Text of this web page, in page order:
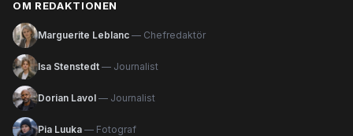
OM REDAKTIONEN
Marguerite Leblanc — Chefredaktör
Isa Stenstedt — Journalist
Dorian Lavol — Journalist
Pia Luuka — Fotograf